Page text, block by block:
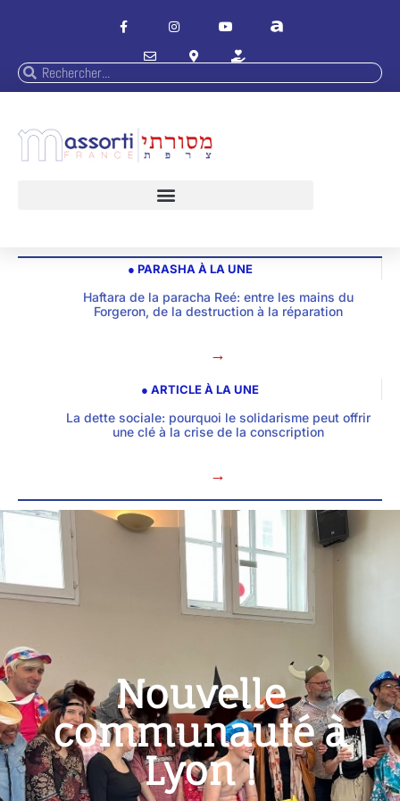
● PARASHA À LA UNE
Haftara de la paracha Reé: entre les mains du
Forgeron, de la destruction à la réparation
→
● ARTICLE À LA UNE
La dette sociale: pourquoi le solidarisme peut offrir
une clé à la crise de la conscription
→
Nouvelle
communauté à
Lyon !